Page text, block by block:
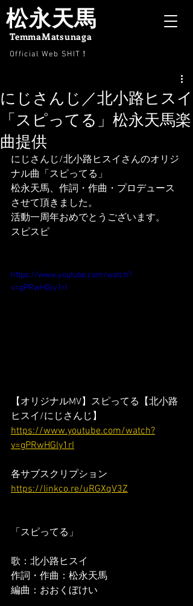
Official Web SHIT ！
松永天馬
TemmaMatsunaga
にじさんじ／北小路ヒスイ
「スピってる」松永天馬楽
曲提供
にじさんじ/北小路ヒスイさんのオリジ
ナル曲「スピってる」
松永天馬、作詞・作曲・プロデュース
させて頂きました。
活動一周年おめでとうございます。
スピスピ
https://www.youtube.com/watch?
v=gPRwHGly1rI
【オリジナルMV】スピってる【北小路
ヒスイ/にじさんじ】
https://www.youtube.com/watch?
v=gPRwHGly1rI
各サブスクリプション
https://linkco.re/uRGXqV3Z
「スピってる」
歌：北小路ヒスイ
作詞・作曲：松永天馬
編曲：おおくぼけい